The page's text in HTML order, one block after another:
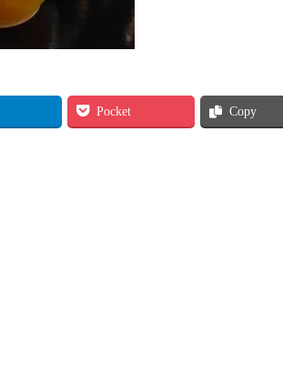
Pocket Copy